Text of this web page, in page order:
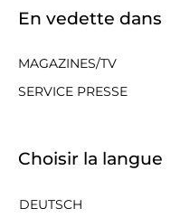
En vedette dans
MAGAZINES/TV
SERVICE PRESSE
Choisir la langue
DEUTSCH